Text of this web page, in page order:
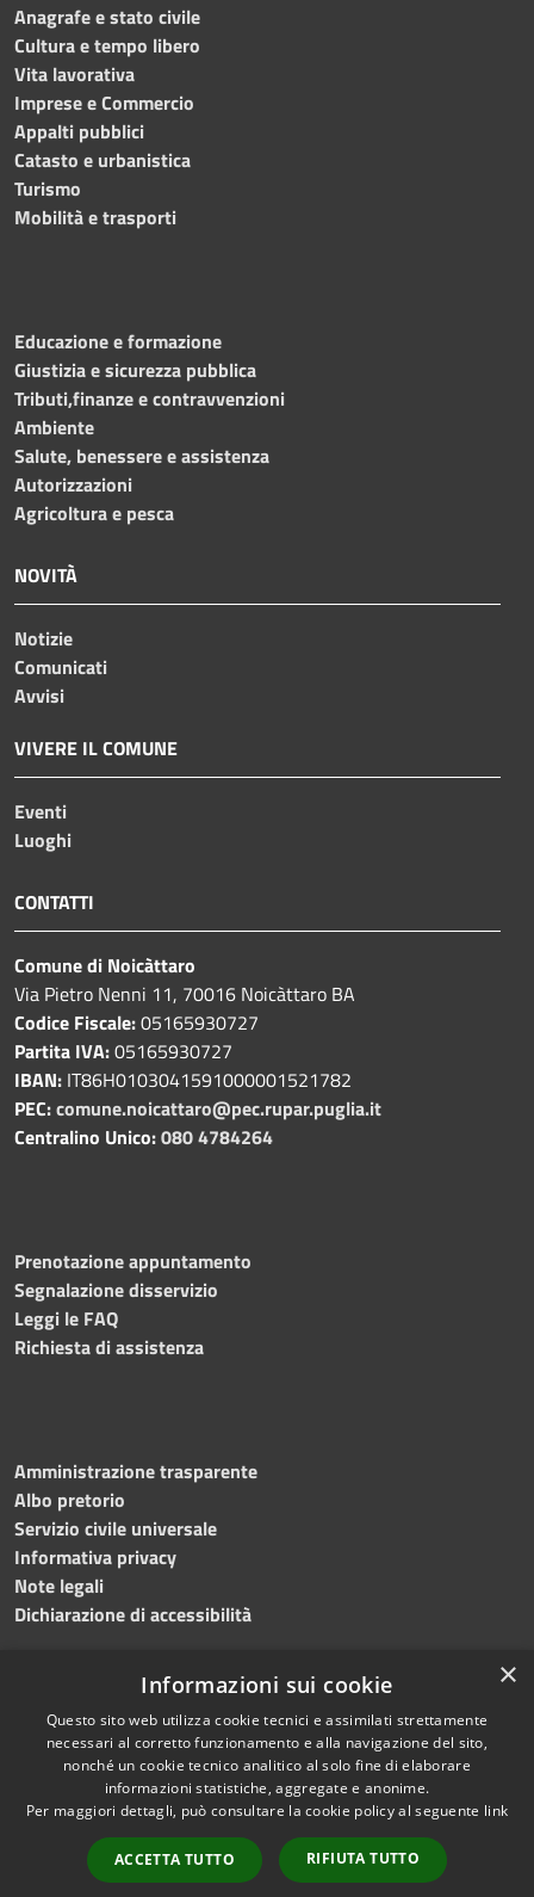
Anagrafe e stato civile
Cultura e tempo libero
Vita lavorativa
Imprese e Commercio
Appalti pubblici
Catasto e urbanistica
Turismo
Mobilità e trasporti
Educazione e formazione
Giustizia e sicurezza pubblica
Tributi,finanze e contravvenzioni
Ambiente
Salute, benessere e assistenza
Autorizzazioni
Agricoltura e pesca
NOVITÀ
Notizie
Comunicati
Avvisi
VIVERE IL COMUNE
Eventi
Luoghi
CONTATTI
Comune di Noicàttaro
Via Pietro Nenni 11, 70016 Noicàttaro BA
Codice Fiscale:05165930727
Partita IVA:05165930727
IBAN: IT86H0103041591000001521782
PEC:comune.noicattaro@pec.rupar.puglia.it
Centralino Unico:080 4784264
Prenotazione appuntamento
Segnalazione disservizio
Leggi le FAQ
Richiesta di assistenza
Amministrazione trasparente
Albo pretorio
Servizio civile universale
Informativa privacy
Note legali
Dichiarazione di accessibilità
RSS
Accessibilità
Cookie
Mappa del sito
Difensore civico
Copyright © 2023 •
Comune di Noicàttaro
Powered byMunicipium
Redazione•Portale
dipendente
WebMail Dipendenti
×
Informazioni sui cookie
Questo sito web utilizza cookie tecnici e assimilati strettamente
necessari al corretto funzionamento e alla navigazione del sito,
nonché un cookie tecnico analitico al solo fine di elaborare
informazioni statistiche, aggregate e anonime.
Per maggiori dettagli, può consultare la cookie policy al seguente link
ACCETTA TUTTO RIFIUTA TUTTO